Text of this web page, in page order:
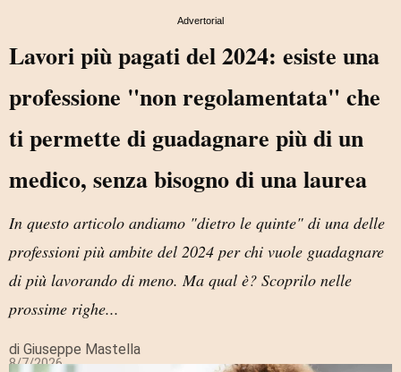
Advertorial
Lavori più pagati del 2024: esiste una
professione "non regolamentata" che
ti permette di guadagnare più di un
medico, senza bisogno di una laurea
In questo articolo andiamo "dietro le quinte" di una delle
professioni più ambite del 2024 per chi vuole guadagnare
di più lavorando di meno. Ma qual è? Scoprilo nelle
prossime righe...
di Giuseppe Mastella
8/7/2026